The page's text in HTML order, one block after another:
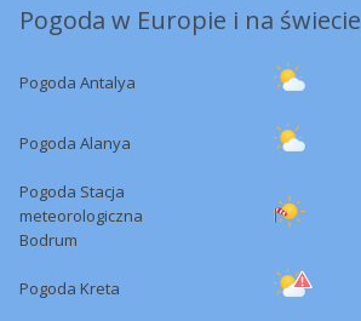
Pogoda w Europie i na świecie
Pogoda Antalya
Pogoda Alanya
Pogoda Stacja
meteorologiczna
Bodrum
Pogoda Kreta